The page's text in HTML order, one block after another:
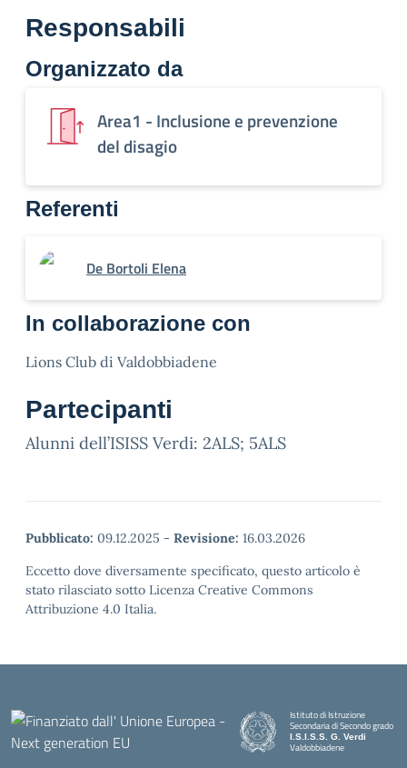
Responsabili
Organizzato da
Area1 - Inclusione e prevenzione
del disagio
Referenti
De Bortoli Elena
In collaborazione con
Lions Club di Valdobbiadene
Partecipanti
Alunni dell’ISISS Verdi: 2ALS; 5ALS
Pubblicato: 09.12.2025 - Revisione: 16.03.2026
Eccetto dove diversamente specificato, questo articolo è
stato rilasciato sotto Licenza Creative Commons
Attribuzione 4.0 Italia.
Istituto di Istruzione
Secondaria di Secondo grado
I.S.I.S.S. G. Verdi
Valdobbiadene